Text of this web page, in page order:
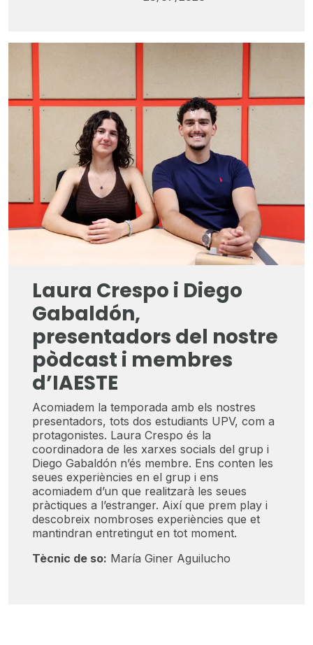
Laura Crespo i Diego
Gabaldón,
presentadors del nostre
pòdcast i membres
d’IAESTE
Acomiadem la temporada amb els nostres
presentadors, tots dos estudiants UPV, com a
protagonistes. Laura Crespo és la
coordinadora de les xarxes socials del grup i
Diego Gabaldón n’és membre. Ens conten les
seues experiències en el grup i ens
acomiadem d’un que realitzarà les seues
pràctiques a l’estranger. Així que prem play i
descobreix nombroses experiències que et
mantindran entretingut en tot moment.
Tècnic de so: María Giner Aguilucho